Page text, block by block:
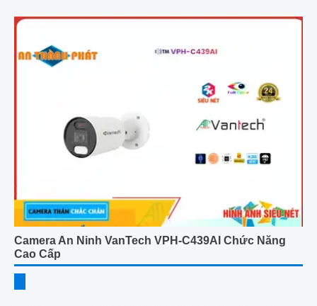
Camera An Ninh VanTech VPH-C439AI Chức Năng
Cao Cấp